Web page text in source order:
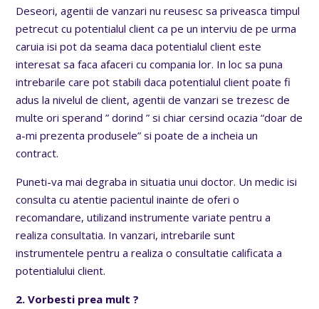
Deseori, agentii de vanzari nu reusesc sa priveasca timpul
petrecut cu potentialul client ca pe un interviu de pe urma
caruia isi pot da seama daca potentialul client este
interesat sa faca afaceri cu compania lor. In loc sa puna
intrebarile care pot stabili daca potentialul client poate fi
adus la nivelul de client, agentii de vanzari se trezesc de
multe ori sperand ” dorind ” si chiar cersind ocazia “doar de
a-mi prezenta produsele” si poate de a incheia un
contract.
Puneti-va mai degraba in situatia unui doctor. Un medic isi
consulta cu atentie pacientul inainte de oferi o
recomandare, utilizand instrumente variate pentru a
realiza consultatia. In vanzari, intrebarile sunt
instrumentele pentru a realiza o consultatie calificata a
potentialului client.
2. Vorbesti prea mult ?